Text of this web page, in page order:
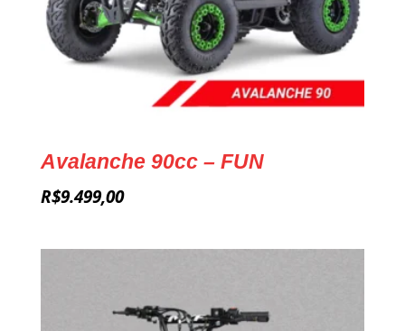
Avalanche 90cc – FUN
R$9.499,00